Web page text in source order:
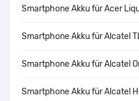
Smartphone Akku für Acer
Smartphone Akku für Alcatel
Smartphone Akku für Alcatel
Smartphone Akku für Alcatel